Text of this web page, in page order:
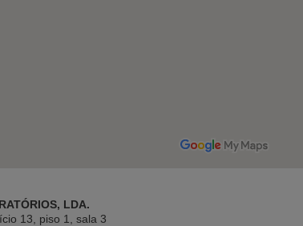
LDA.
13, piso 1, sala 3